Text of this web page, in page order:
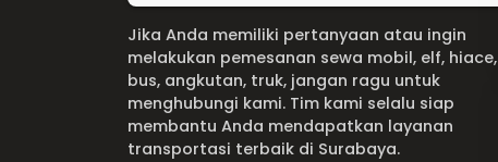
Jika Anda memiliki pertanyaan atau ingin
melakukan pemesanan sewa mobil, elf, hiace,
bus, angkutan, truk, jangan ragu untuk
menghubungi kami. Tim kami selalu siap
membantu Anda mendapatkan layanan
transportasi terbaik di Surabaya.